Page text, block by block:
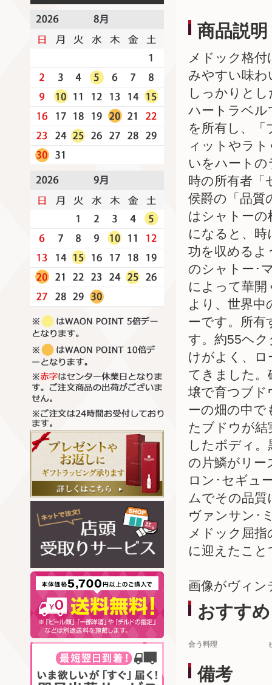
商品説明
メドック格
みやすい味わ
しっかりと
ハートラベル
を所有し、「
ィットやラ
いをハートの
時の所有者「
侯爵の「品質
はシャトーの
になると、
功を収めるよ
のシャトー･
によって華
より、世界
ーです。所有
す。約55ヘ
けがよく、ロ
てきました。
壌で育つブド
ーの畑の中で
たブドウが結
したボディ
の片鱗がリー
ロン･セギュ
ムでその品
ヴァンサン･
メドック屈
に迎えたこ
画像がヴィン
おすすめ
合う料理
備考